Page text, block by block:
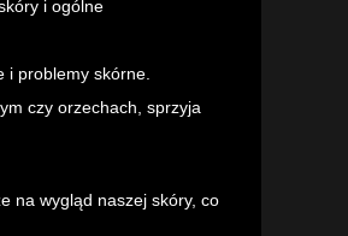
i ogólne
i problemy skórne.
czy orzechach, sprzyja
na wygląd naszej skóry, co